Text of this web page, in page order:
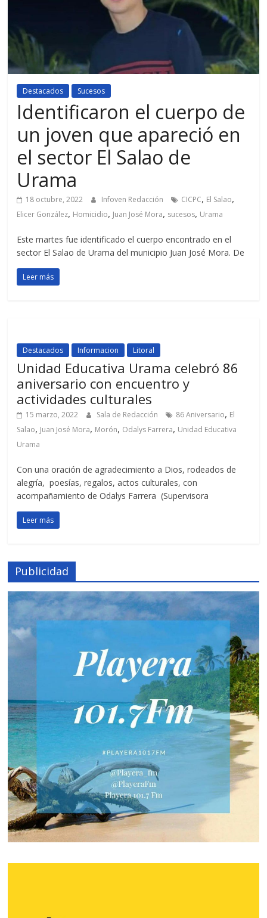
Destacados Sucesos
Identificaron el cuerpo de
un joven que apareció en
el sector El Salao de
Urama
18 octubre, 2022 Infoven Redacción CICPC, El Salao,
Elicer González, Homicidio, Juan José Mora, sucesos, Urama
Este martes fue identificado el cuerpo encontrado en el
sector El Salao de Urama del municipio Juan José Mora. De
Leer más
Destacados Informacion Litoral
Unidad Educativa Urama celebró 86
aniversario con encuentro y
actividades culturales
15 marzo, 2022 Sala de Redacción 86 Aniversario, El
Salao, Juan José Mora, Morón, Odalys Farrera, Unidad Educativa
Urama
Con una oración de agradecimiento a Dios, rodeados de
alegría, poesías, regalos, actos culturales, con
acompañamiento de Odalys Farrera (Supervisora
Leer más
Publicidad